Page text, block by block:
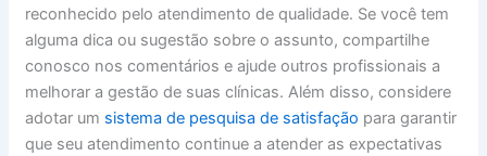
reconhecido pelo atendimento de qualidade. Se você tem
alguma dica ou sugestão sobre o assunto, compartilhe
conosco nos comentários e ajude outros profissionais a
melhorar a gestão de suas clínicas. Além disso, considere
adotar um sistema de pesquisa de satisfação para garantir
que seu atendimento continue a atender as expectativas